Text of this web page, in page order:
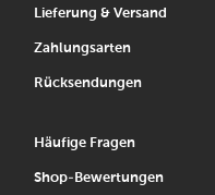
Lieferung & Versand
Zahlungsarten
Rücksendungen
Häufige Fragen
Shop-Bewertungen